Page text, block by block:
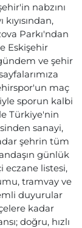
nabzını
Parkı'ndan
Eskişehir
ve şehir
maç
sporun kalbi
Türkiye'nin
sanayi,
şehrin tüm
günlük
eczane listesi,
tramvay ve
duyurular
kadar
doğru, hızlı